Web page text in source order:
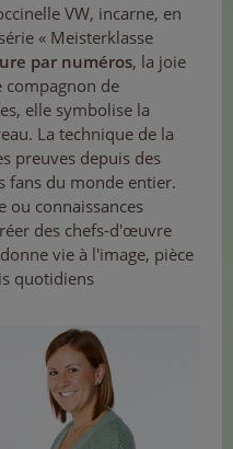
VW, incarne, en
« Meisterklasse
par numéros, la joie
compagnon de
elle symbolise la
La technique de la
preuves depuis des
fans du monde entier.
ou connaissances
des chefs-d'œuvre
vie à l'image, pièce
quotidiens